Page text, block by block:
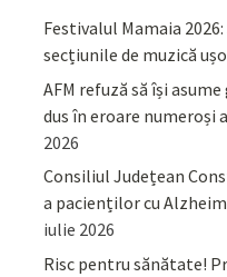
Festivalul Mamaia
secțiunile de muzică
AFM refuză să își
dus în eroare numeroși
2026
Consiliul Județean
a pacienților cu
iulie 2026
Risc pentru sănătate!